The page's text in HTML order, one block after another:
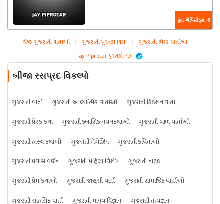
કુલ એપિસોડ્સ : 6
શ્રેષ્ઠ ગુજરાતી વાર્તાઓ | ગુજરાતી પુસ્તકો PDF | ગુજરાતી હૉરર વાર્તાઓ |
Jay Piprotar પુસ્તકો PDF
બીજા રસપ્રદ વિકલ્પો
ગુજરાતી વાર્તા ગુજરાતી આધ્યાત્મિક વાર્તાઓ
ગુજરાતી ફિક્શન વાર્તા
ગુજરાતી પ્રેરક કથા
ગુજરાતી ક્લાસિક નવલકથાઓ
ગુજરાતી બાળ વાર્તાઓ
ગુજરાતી હાસ્ય કથાઓ
ગુજરાતી મેગેઝિન
ગુજરાતી કવિતાઓ
ગુજરાતી પ્રવાસ વર્ણન
ગુજરાતી મહિલા વિશેષ
ગુજરાતી નાટક
ગુજરાતી પ્રેમ કથાઓ
ગુજરાતી જાસૂસી વાર્તા
ગુજરાતી સામાજિક વાર્તાઓ
ગુજરાતી સાહસિક વાર્તા
ગુજરાતી માનવ વિજ્ઞાન ગુજરાતી તત્વજ્ઞાન